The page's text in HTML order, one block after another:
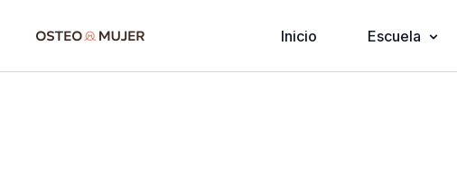
Inicio Escuela